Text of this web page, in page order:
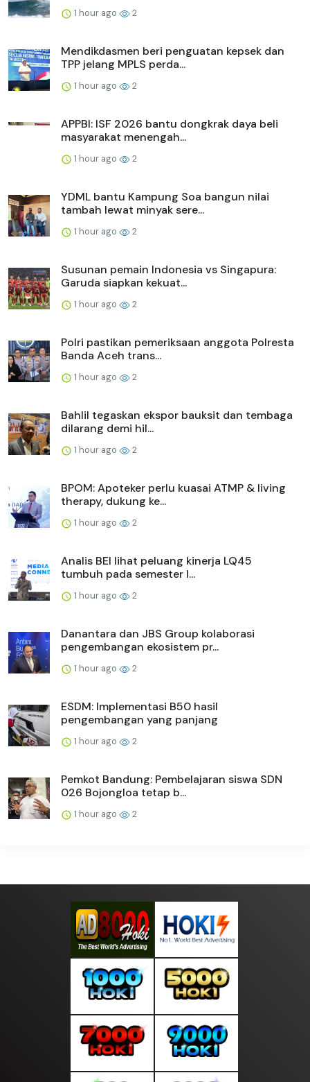
1 hour ago 2
Mendikdasmen beri penguatan kepsek dan
TPP jelang MPLS perda...
1 hour ago 2
APPBI: ISF 2026 bantu dongkrak daya beli
masyarakat menengah...
1 hour ago 2
YDML bantu Kampung Soa bangun nilai
tambah lewat minyak sere...
1 hour ago 2
Susunan pemain Indonesia vs Singapura:
Garuda siapkan kekuat...
1 hour ago 2
Polri pastikan pemeriksaan anggota Polresta
Banda Aceh trans...
1 hour ago 2
Bahlil tegaskan ekspor bauksit dan tembaga
dilarang demi hil...
1 hour ago 2
BPOM: Apoteker perlu kuasai ATMP & living
therapy, dukung ke...
1 hour ago 2
Analis BEI lihat peluang kinerja LQ45
tumbuh pada semester I...
1 hour ago 2
Danantara dan JBS Group kolaborasi
pengembangan ekosistem pr...
1 hour ago 2
ESDM: Implementasi B50 hasil
pengembangan yang panjang
1 hour ago 2
Pemkot Bandung: Pembelajaran siswa SDN
026 Bojongloa tetap b...
1 hour ago 2